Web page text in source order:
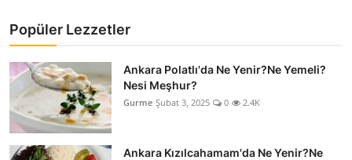
Popüler Lezzetler
Ankara Polatlı'da Ne Yenir?Ne Yemeli?
Nesi Meşhur?
Gurme Şubat 3, 2025 0 2.4K
Ankara Kızılcahamam'da Ne Yenir?Ne